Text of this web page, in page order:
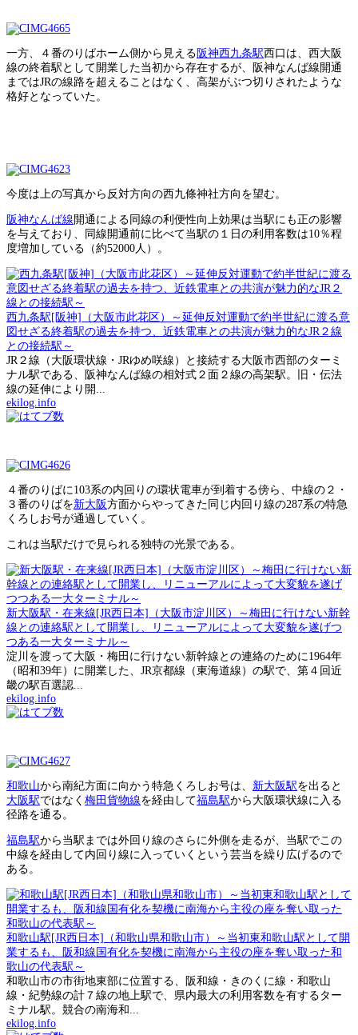
一方、４番のりばホーム側から見える 阪神西九条駅西口は、西大阪
線の終着駅として開業した当初から存在するが、阪神なんば線開通
まではJRの線路を超えることはなく、高架がぶつ切りされたような
格好となっていた。
今度は上の写真から反対方向の西九條神社方向を望む。
阪神なんば線開通による同線の利便性向上効果は当駅にも正の影響
を与えており、同線開通前に比べて当駅の１日の利用客数は10％程
度増加している（約52000人）。
西九条駅[阪神]（大阪市此花区）～延伸反対運動で約半世紀に渡る意
図せざる終着駅の過去を持つ、近鉄電車との共演が魅力的なJR２線
との接続駅～
JR２線（大阪環状線・JRゆめ咲線）と接続する大阪市西部のターミ
ナル駅である、阪神なんば線の相対式２面２線の高架駅。旧・伝法
線の延伸により開...
ekilog.info
４番のりばに103系の内回りの環状電車が到着する傍ら、中線の２・
３番のりばを新大阪方面からやってきた同じ内回り線の287系の特急
くろしお号が通過していく。
これは当駅だけで見られる独特の光景である。
新大阪駅・在来線[JR西日本]（大阪市淀川区）～梅田に行けない新幹
線との連絡駅として開業し、リニューアルによって大変貌を遂げつ
つある一大ターミナル～
淀川を渡って大阪・梅田に行けない新幹線との連絡のために1964年
（昭和39年）に開業した、JR京都線（東海道線）の駅で、第４回近
畿の駅百選認...
ekilog.info
和歌山から南紀方面に向かう特急くろしお号は、 新大阪駅を出ると
大阪駅ではなく 梅田貨物線を経由して福島駅から大阪環状線に入る
径路を通る。
福島駅から当駅までは外回り線のさらに外側を走るが、当駅でこの
中線を経由して内回り線に入っていくという芸当を繰り広げるので
ある。
和歌山駅[JR西日本]（和歌山県和歌山市）～当初東和歌山駅として開
業するも、阪和線国有化を契機に南海から主役の座を奪い取った和
歌山の代表駅～
和歌山市の市街地東部に位置する、阪和線・きのくに線・和歌山
線・紀勢線の計７線の地上駅で、県内最大の利用客数を有するター
ミナル駅。競合の南海和...
ekilog.info